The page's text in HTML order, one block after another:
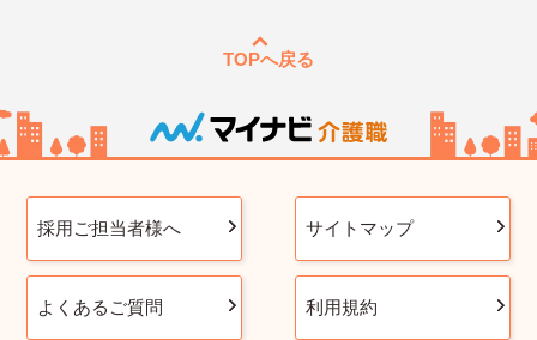
TOPへ戻る
採用ご担当者様へ サイトマップ
よくあるご質問 利用規約